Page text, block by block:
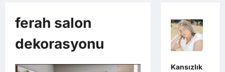
ferah salon
dekorasyonu
Kansızlık